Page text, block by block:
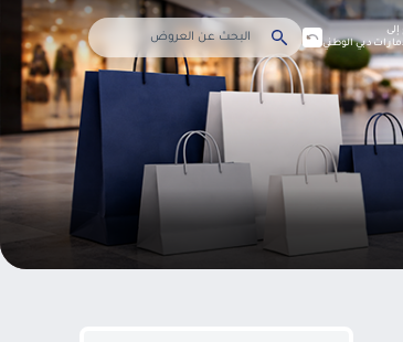
إلى
دبي الوطني